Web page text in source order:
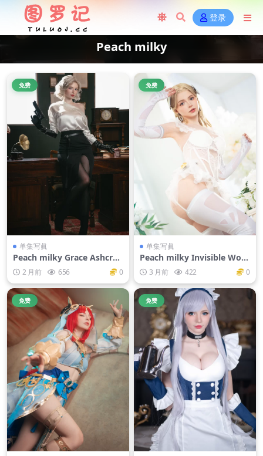
登录
Peach milky
免费
单集写眞
Peach milky Grace Ashcrof
t Film Noir [26P-250M]
2 月前 656 0
免费
单集写眞
Peach milky Invisible Wom
an Bride Lingerie [34P-343
M]3 月前 422 0
免费 免费